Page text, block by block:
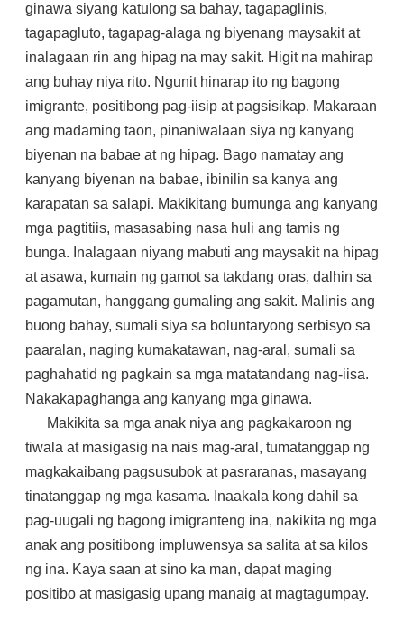
ginawa siyang katulong sa bahay, tagapaglinis,
tagapagluto, tagapag-alaga ng biyenang maysakit at
inalagaan rin ang hipag na may sakit. Higit na mahirap
ang buhay niya rito. Ngunit hinarap ito ng bagong
imigrante, positibong pag-iisip at pagsisikap. Makaraan
ang madaming taon, pinaniwalaan siya ng kanyang
biyenan na babae at ng hipag. Bago namatay ang
kanyang biyenan na babae, ibinilin sa kanya ang
karapatan sa salapi. Makikitang bumunga ang kanyang
mga pagtitiis, masasabing nasa huli ang tamis ng
bunga. Inalagaan niyang mabuti ang maysakit na hipag
at asawa, kumain ng gamot sa takdang oras, dalhin sa
pagamutan, hanggang gumaling ang sakit. Malinis ang
buong bahay, sumali siya sa boluntaryong serbisyo sa
paaralan, naging kumakatawan, nag-aral, sumali sa
paghahatid ng pagkain sa mga matatandang nag-iisa.
Nakakapaghanga ang kanyang mga ginawa.
Makikita sa mga anak niya ang pagkakaroon ng
tiwala at masigasig na nais mag-aral, tumatanggap ng
magkakaibang pagsusubok at pasraranas, masayang
tinatanggap ng mga kasama. Inaakala kong dahil sa
pag-uugali ng bagong imigranteng ina, nakikita ng mga
anak ang positibong impluwensya sa salita at sa kilos
ng ina. Kaya saan at sino ka man, dapat maging
positibo at masigasig upang manaig at magtagumpay.